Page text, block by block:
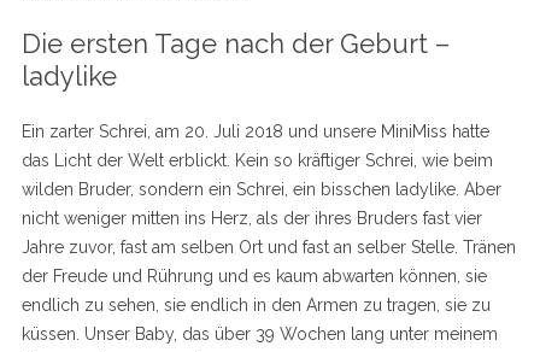
Die ersten Tage nach der Geburt –
ladylike
Ein zarter Schrei, am 20. Juli 2018 und unsere MiniMiss hatte
das Licht der Welt erblickt. Kein so kräftiger Schrei, wie beim
wilden Bruder, sondern ein Schrei, ein bisschen ladylike. Aber
nicht weniger mitten ins Herz, als der ihres Bruders fast vier
Jahre zuvor, fast am selben Ort und fast an selber Stelle. Tränen
der Freude und Rührung und es kaum abwarten können, sie
endlich zu sehen, sie endlich in den Armen zu tragen, sie zu
küssen. Unser Baby, das über 39 Wochen lang unter meinem